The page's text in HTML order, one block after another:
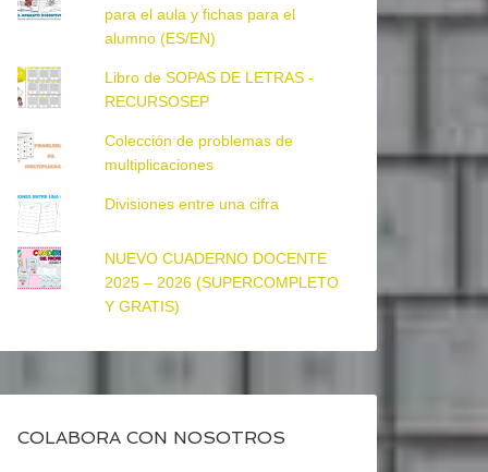
para el aula y fichas para el
alumno (ES/EN)
Libro de SOPAS DE LETRAS -
RECURSOSEP
Colección de problemas de
multiplicaciones
Divisiones entre una cifra
NUEVO CUADERNO DOCENTE
2025 – 2026 (SUPERCOMPLETO
Y GRATIS)
COLABORA CON NOSOTROS